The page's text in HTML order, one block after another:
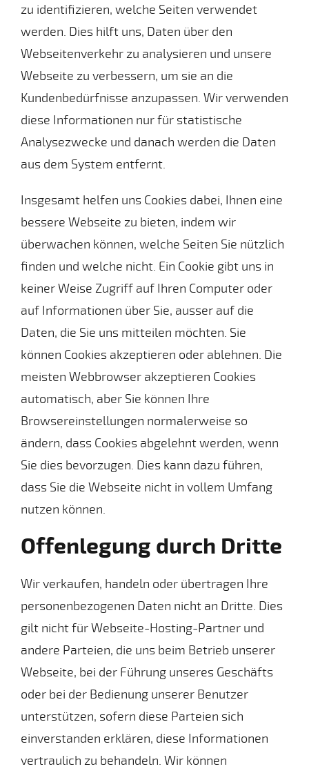
zu identifizieren, welche Seiten verwendet
werden. Dies hilft uns, Daten über den
Webseitenverkehr zu analysieren und unsere
Webseite zu verbessern, um sie an die
Kundenbedürfnisse anzupassen. Wir verwenden
diese Informationen nur für statistische
Analysezwecke und danach werden die Daten
aus dem System entfernt.
Insgesamt helfen uns Cookies dabei, Ihnen eine
bessere Webseite zu bieten, indem wir
überwachen können, welche Seiten Sie nützlich
finden und welche nicht. Ein Cookie gibt uns in
keiner Weise Zugriff auf Ihren Computer oder
auf Informationen über Sie, ausser auf die
Daten, die Sie uns mitteilen möchten. Sie
können Cookies akzeptieren oder ablehnen. Die
meisten Webbrowser akzeptieren Cookies
automatisch, aber Sie können Ihre
Browsereinstellungen normalerweise so
ändern, dass Cookies abgelehnt werden, wenn
Sie dies bevorzugen. Dies kann dazu führen,
dass Sie die Webseite nicht in vollem Umfang
nutzen können.
Offenlegung durch Dritte
Wir verkaufen, handeln oder übertragen Ihre
personenbezogenen Daten nicht an Dritte. Dies
gilt nicht für Webseite-Hosting-Partner und
andere Parteien, die uns beim Betrieb unserer
Webseite, bei der Führung unseres Geschäfts
oder bei der Bedienung unserer Benutzer
unterstützen, sofern diese Parteien sich
einverstanden erklären, diese Informationen
vertraulich zu behandeln. Wir können